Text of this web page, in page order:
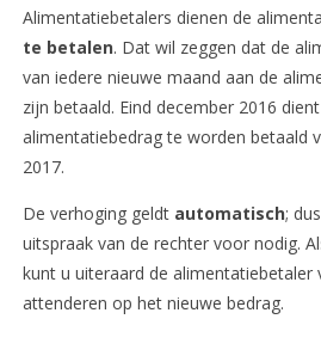
Alimentatiebetalers dienen de
te betalen. Dat wil zeggen dat de
van iedere nieuwe maand aan de
zijn betaald. Eind december 2016
alimentatiebedrag te worden betaald
2017.
De verhoging geldt automatisch;
uitspraak van de rechter voor nodig.
kunt u uiteraard de alimentatiebetaler
attenderen op het nieuwe bedrag.